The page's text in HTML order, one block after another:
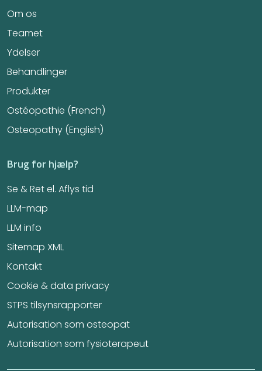
Om os
Teamet
Ydelser
Behandlinger
Produkter
Ostéopathie (French)
Osteopathy (English)
Brug for hjælp?
Se & Ret el. Aflys tid
LLM-map
LLM info
Sitemap XML
Kontakt
Cookie & data privacy
STPS tilsynsrapporter
Autorisation som osteopat
Autorisation som fysioterapeut